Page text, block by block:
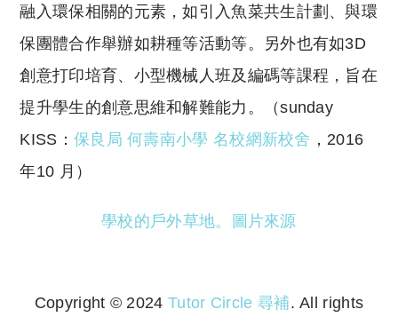
融入環保相關的元素，如引入魚菜共生計劃、與環
保團體合作舉辦如耕種等活動等。另外也有如3D
創意打印培育、小型機械人班及編碼等課程，旨在
提升學生的創意思維和解難能力。（sunday
KISS： 保良局 何壽南小學 名校網新校舍 ，2016
年10 月）
學校的戶外草地。圖片來源
Copyright © 2024 Tutor Circle 尋補. All rights